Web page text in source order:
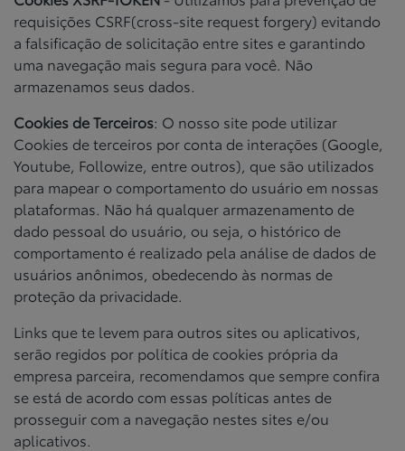
requisições CSRF(cross-site request forgery) evitando
a falsificação de solicitação entre sites e garantindo
uma navegação mais segura para você. Não
armazenamos seus dados.
Cookies de Terceiros: O nosso site pode utilizar
Cookies de terceiros por conta de interações (Google,
Youtube, Followize, entre outros), que são utilizados
para mapear o comportamento do usuário em nossas
plataformas. Não há qualquer armazenamento de
dado pessoal do usuário, ou seja, o histórico de
comportamento é realizado pela análise de dados de
usuários anônimos, obedecendo às normas de
proteção da privacidade.
Links que te levem para outros sites ou aplicativos,
serão regidos por política de cookies própria da
empresa parceira, recomendamos que sempre confira
se está de acordo com essas políticas antes de
prosseguir com a navegação nestes sites e/ou
aplicativos.